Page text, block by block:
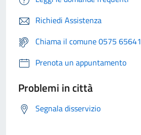
Richiedi Assistenza
Chiama il comune 0575 65641
Prenota un appuntamento
Problemi in città
Segnala disservizio